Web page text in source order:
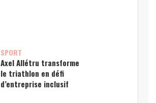
SPORT
Axel Allétru transforme
le triathlon en défi
d’entreprise inclusif